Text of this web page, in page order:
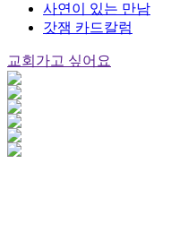
사연이 있는 만남
갓잼 카드칼럼
교회가고 싶어요